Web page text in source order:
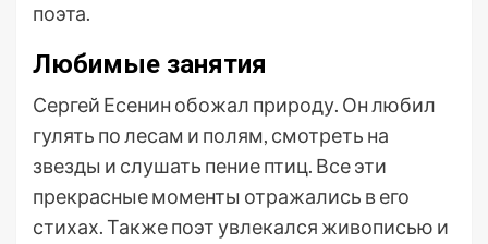
поэта.
Любимые занятия
Сергей Есенин обожал природу. Он любил
гулять по лесам и полям, смотреть на
звезды и слушать пение птиц. Все эти
прекрасные моменты отражались в его
стихах. Также поэт увлекался живописью и